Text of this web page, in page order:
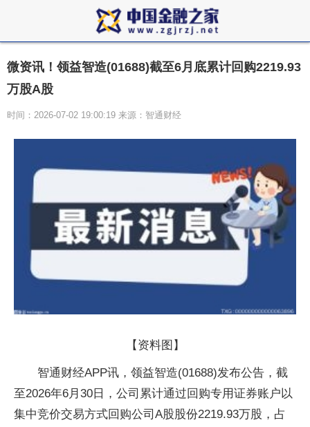
微资讯！领益智造(01688)截至6月底累计回购2219.93
万股A股
时间：2026-07-02 19:00:19 来源：智通财经
【资料图】
智通财经APP讯，领益智造(01688)发布公告，截
至2026年6月30日，公司累计通过回购专用证券账户以
集中竞价交易方式回购公司A股股份2219.93万股，占